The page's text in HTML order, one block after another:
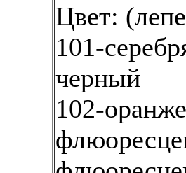
Цвет:
101-
черный
102-